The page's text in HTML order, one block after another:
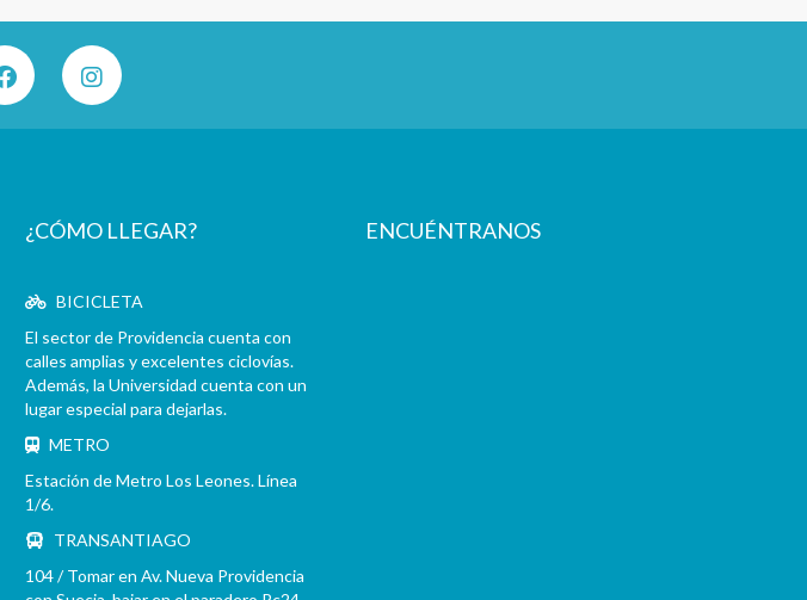
¿CÓMO LLEGAR?
BICICLETA
El sector de Providencia cuenta con
calles amplias y excelentes ciclovías.
Además, la Universidad cuenta con un
lugar especial para dejarlas.
METRO
Estación de Metro Los Leones. Línea
1/6.
TRANSANTIAGO
104 / Tomar en Av. Nueva Providencia
ENCUÉNTRANOS